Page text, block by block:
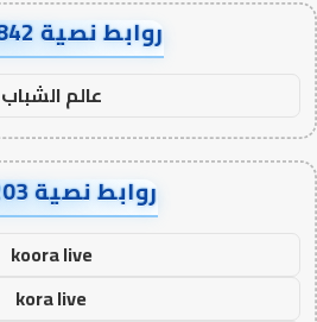
روابط نصية AA86842
عالم الشباب
روابط نصية AA4203
koora live
kora live